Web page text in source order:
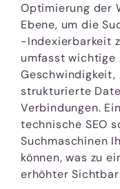
Optimierung der
Ebene, um die
-Indexierbarkeit
umfasst wichtige
strukturierte
Verbindungen.
technische SEO
Suchmaschinen
können, was zu
erhöhter